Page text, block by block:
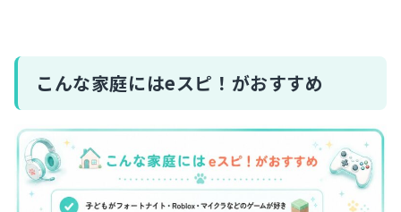
こんな家庭にはeスピ！がおすすめ